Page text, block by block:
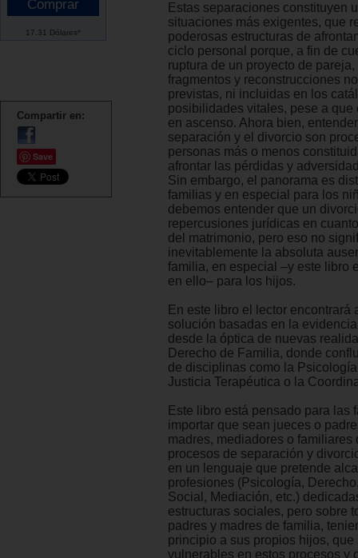
17.31 Dólares*
Compartir en:
Save
Estas separaciones constituyen
situaciones más exigentes, que
poderosas estructuras de
ciclo personal porque, a fin de
ruptura de un proyecto de
fragmentos y reconstrucciones
previstas, ni incluidas en los
posibilidades vitales, pese a que
en ascenso. Ahora bien,
separación y el divorcio son
personas más o menos
afrontar las pérdidas y
Sin embargo, el panorama es
familias y en especial para los
debemos entender que un
repercusiones jurídicas en
del matrimonio, pero eso no
inevitablemente la absoluta
familia, en especial –y este libro
en ello– para los hijos.
En este libro el lector encontrará
solución basadas en la
desde la óptica de nuevas
Derecho de Familia, donde
de disciplinas como la
Justicia Terapéutica o la
Este libro está pensado para las
importar que sean jueces o
madres, mediadores o familiares
procesos de separación y
en un lenguaje que pretende
profesiones (Psicología,
Social, Mediación, etc.)
estructuras sociales, pero sobre
padres y madres de familia,
principio a sus propios hijos, que
vulnerables en estos procesos y